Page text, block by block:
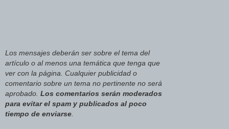
Los mensajes deberán ser sobre el tema del
artículo o al menos una temática que tenga que
ver con la página. Cualquier publicidad o
comentario sobre un tema no pertinente no será
aprobado. Los comentarios serán moderados
para evitar el spam y publicados al poco
tiempo de enviarse